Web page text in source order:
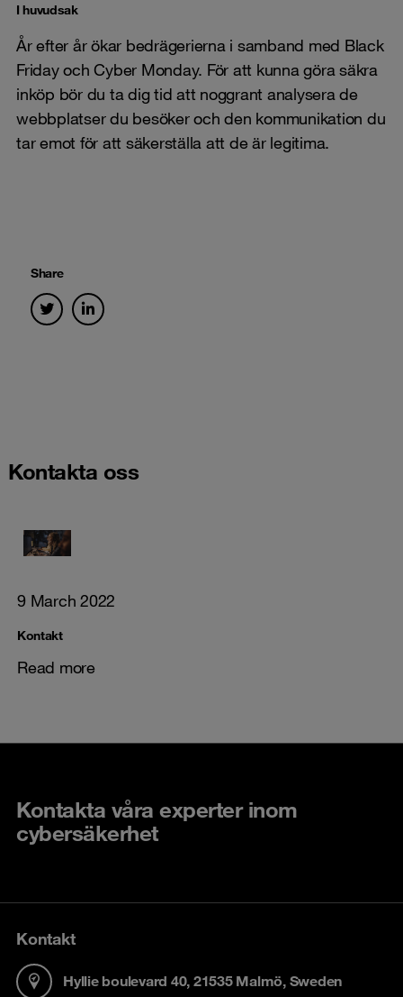
I huvudsak
År efter år ökar bedrägerierna i samband med Black
Friday och Cyber Monday. För att kunna göra säkra
inköp bör du ta dig tid att noggrant analysera de
webbplatser du besöker och den kommunikation du
tar emot för att säkerställa att de är legitima.
Share
Kontakta oss
9 March 2022
Kontakt
Read more
Kontakta våra experter inom
cybersäkerhet
Kontakt
Hyllie boulevard 40, 21535 Malmö, Sweden